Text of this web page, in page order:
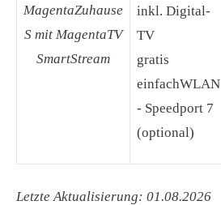
MagentaZuhause
S mit MagentaTV
SmartStream
inkl. Digital-
TV
gratis
einfachWLAN
- Speedport 7
(optional)
Letzte Aktualisierung: 01.08.2026